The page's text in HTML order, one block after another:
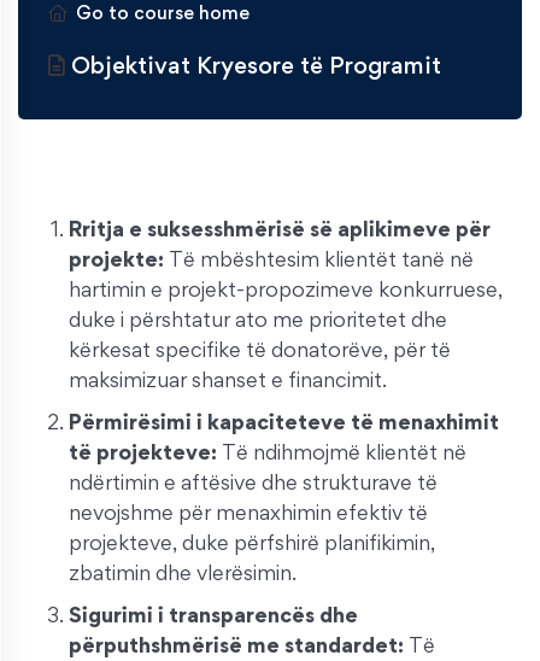
Go to course home
Objektivat Kryesore të Programit
Rritja e suksesshmërisë së aplikimeve për
projekte: Të mbështesim klientët tanë në
hartimin e projekt-propozimeve konkurruese,
duke i përshtatur ato me prioritetet dhe
kërkesat specifike të donatorëve, për të
maksimizuar shanset e financimit.
Përmirësimi i kapaciteteve të menaxhimit
të projekteve: Të ndihmojmë klientët në
ndërtimin e aftësive dhe strukturave të
nevojshme për menaxhimin efektiv të
projekteve, duke përfshirë planifikimin,
zbatimin dhe vlerësimin.
Sigurimi i transparencës dhe
përputhshmërisë me standardet: Të